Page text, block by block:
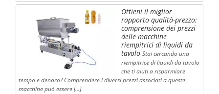
Ottieni il miglior
rapporto qualità-prezzo:
comprensione dei prezzi
delle macchine
riempitrici di liquidi da
tavolo Stai cercando una
riempitrice di liquidi da tavolo
che ti aiuti a risparmiare
tempo e denaro? Comprendere i diversi prezzi associati a queste
macchine può essere […]